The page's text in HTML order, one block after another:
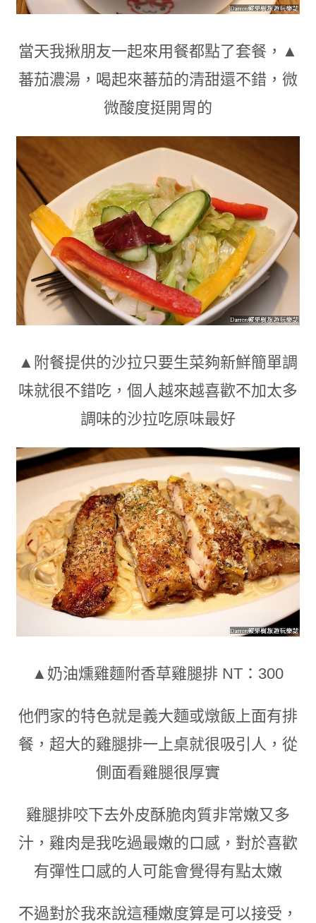
當天我揪朋友一起來用餐都點了套餐 ， ▲
蕃茄濃湯，喝起來蕃茄的清甜還不錯 ， 微
微酸度挺開胃的
▲附餐提供的沙拉只要生菜夠新鮮簡單調
味就很不錯吃， 個人越來越喜歡不加太多
調味的沙拉吃原味最好
▲奶油燻雞麵附香草雞腿排 NT：300
他們家的特色就是義大麵或燉飯上面有排
餐 ， 超大的雞腿排一上桌就很吸引人 ， 從
側面看雞腿很厚實
雞腿排咬下去外皮酥脆肉質非常嫩又多
汁， 雞肉是我吃過最嫩的口感， 對於喜歡
有彈性口感的人可能會覺得有點太嫩
不過對於我來說這種嫩度算是可以接受 ，